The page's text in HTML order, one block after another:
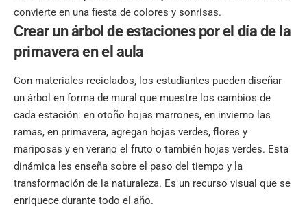
convierte en una fiesta de colores y sonrisas.
Crear un árbol de estaciones por el día de la
primavera en el aula
Con materiales reciclados, los estudiantes pueden diseñar
un árbol en forma de mural que muestre los cambios de
cada estación: en otoño hojas marrones, en invierno las
ramas, en primavera, agregan hojas verdes, flores y
mariposas y en verano el fruto o también hojas verdes. Esta
dinámica les enseña sobre el paso del tiempo y la
transformación de la naturaleza. Es un recurso visual que se
enriquece durante todo el año.